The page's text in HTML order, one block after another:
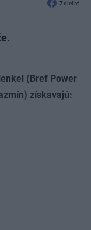
Zdieľať
(Bref Power
získavajú: